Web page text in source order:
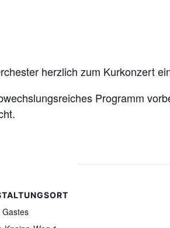
herzlich zum Kurkonzert
Programm
Gastes